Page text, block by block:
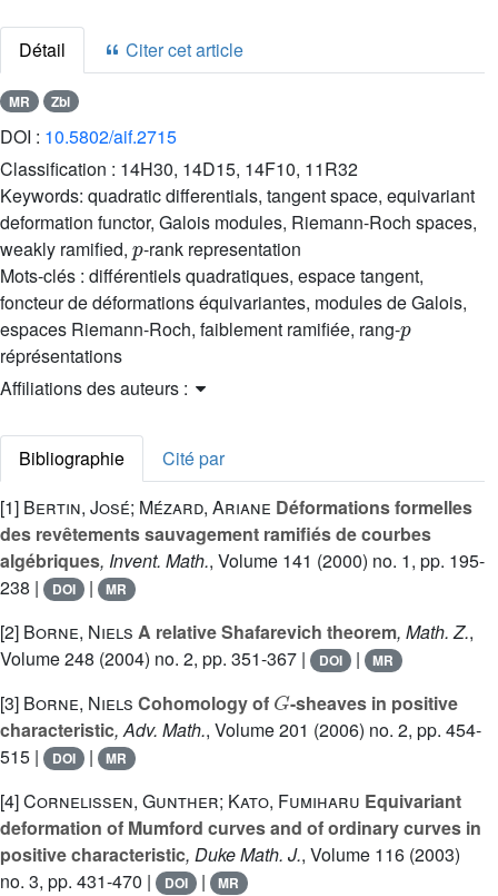
Détail Citer cet article
MR Zbl
DOI : 10.5802/aif.2715
Classification : 14H30, 14D15, 14F10, 11R32
Keywords: quadratic differentials, tangent space, equivariant
deformation functor, Galois modules, Riemann-Roch spaces,
weakly ramified,
p
-rank representation
Mots-clés : différentiels quadratiques, espace tangent,
foncteur de déformations équivariantes, modules de Galois,
espaces Riemann-Roch, faiblement ramifiée, rang-
p
réprésentations
Affiliations des auteurs :
Bibliographie
Cité par
[1] Bertin, José; Mézard, Ariane Déformations formelles
des revêtements sauvagement ramifiés de courbes
algébriques, Invent. Math., Volume 141 (2000) no. 1, pp. 195-
238 |
DOI | MR
[2] Borne, Niels A relative Shafarevich theorem, Math. Z.,
Volume 248 (2004) no. 2, pp. 351-367 | DOI | MR
[3] Borne, Niels Cohomology of
-sheaves in positive
characteristic, Adv. Math., Volume 201 (2006) no. 2, pp. 454-
515 |
DOI | MR
[4]Cornelissen, Gunther; Kato, Fumiharu Equivariant
deformation of Mumford curves and of ordinary curves in
positive characteristic, Duke Math. J., Volume 116 (2003)
no. 3, pp. 431-470 |
DOI | MR